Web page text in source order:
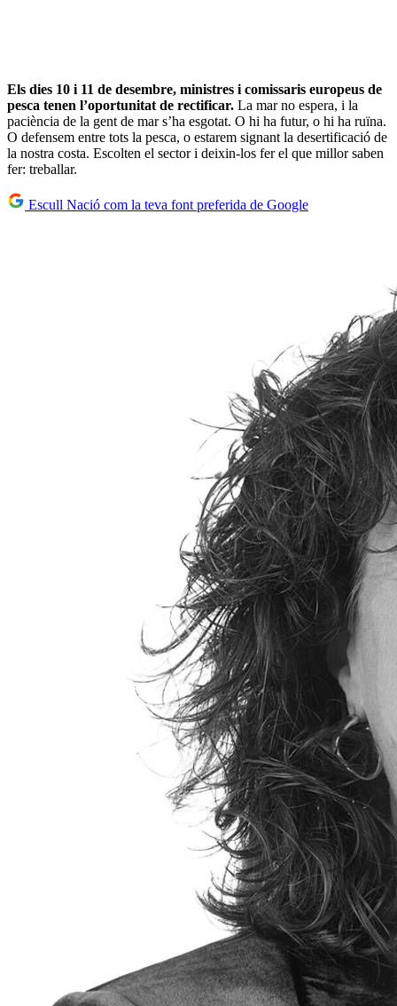
Els dies 10 i 11 de desembre, ministres i comissaris europeus de
pesca tenen l’oportunitat de rectificar. La mar no espera, i la
paciència de la gent de mar s’ha esgotat. O hi ha futur, o hi ha ruïna.
O defensem entre tots la pesca, o estarem signant la desertificació de
la nostra costa. Escolten el sector i deixin-los fer el que millor saben
fer: treballar.
Escull Nació com la teva font preferida de Google